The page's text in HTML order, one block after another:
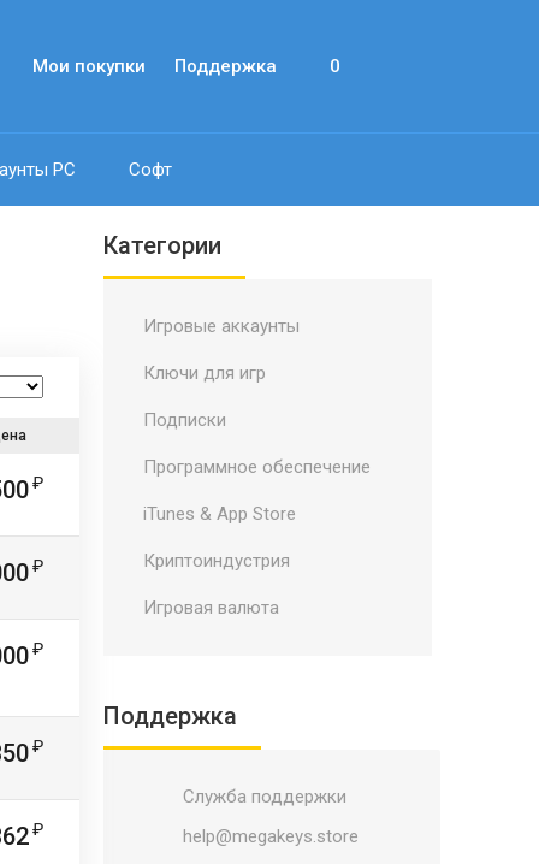
Мои покупки Поддержка 0
PC Софт
Категории
Игровые аккаунты
Ключи для игр
Подписки
Программное обеспечение
iTunes & App Store
Криптоиндустрия
Игровая валюта
Поддержка
Служба поддержки
help@megakeys.store